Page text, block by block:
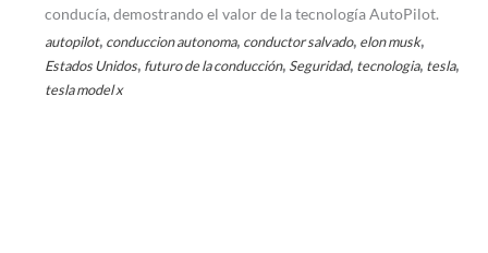
conducía, demostrando el valor de la tecnología AutoPilot.
autopilot, conduccion autonoma, conductor salvado, elon musk,
Estados Unidos, futuro de la conducción, Seguridad, tecnologia, tesla,
tesla model x